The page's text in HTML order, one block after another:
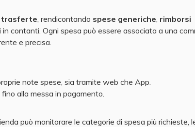
trasferte, rendicontando spese generiche, rimborsi
in contanti. Ogni spesa può essere associata a una
e precisa.
note spese, sia tramite web che App.
alla messa in pagamento.
può monitorare le categorie di spesa più richieste,